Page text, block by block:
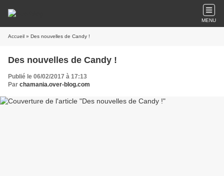
MENU
Accueil » Des nouvelles de Candy !
Des nouvelles de Candy !
Publié le 06/02/2017 à 17:13
Par chamania.over-blog.com